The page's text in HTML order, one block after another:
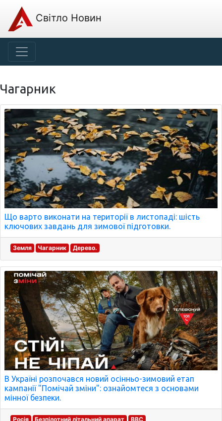
Світло Новин
Чагарник
Що варто виконати на території в листопаді: шість
ключових завдань для зимової підготовки.
Земля Чагарник Дерево.
В Україні розпочався новий осінньо-зимовий етап
кампанії "Помічай зміни": ознайомтеся з основами
мінної безпеки.
Росія Безпілотний літальний апарат BBC